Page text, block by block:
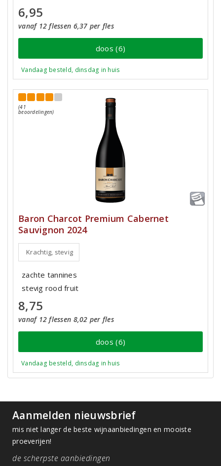
6,95
vanaf 12 flessen 6,37 per fles
doos (6)
Vandaag besteld, dinsdag in huis
(41
beoordelingen)
Baron Charcot Premium Cabernet
Sauvignon 2024
Krachtig, stevig
zachte tannines
stevig rood fruit
8,75
vanaf 12 flessen 8,02 per fles
doos (6)
Vandaag besteld, dinsdag in huis
Aanmelden nieuwsbrief
mis niet langer de beste wijnaanbiedingen en mooiste
proeverijen!
de scherpste aanbiedingen